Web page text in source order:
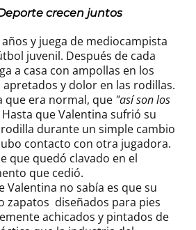
crecen juntos
y juega de mediocampista
juvenil. Después de cada
a casa con ampollas en los
y dolor en las rodillas.
que era normal, que "así son los
Hasta que Valentina sufrió su
durante un simple cambio
contacto con otra jugadora.
que quedó clavado en el
que cedió.
Valentina no sabía es que su
zapatos diseñados para pies
achicados y pintados de